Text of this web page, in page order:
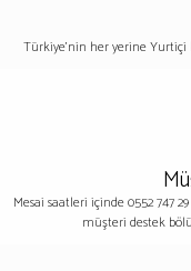
Türkiye'nin her yerine
Mesai saatleri içinde 0552 747
müşteri destek